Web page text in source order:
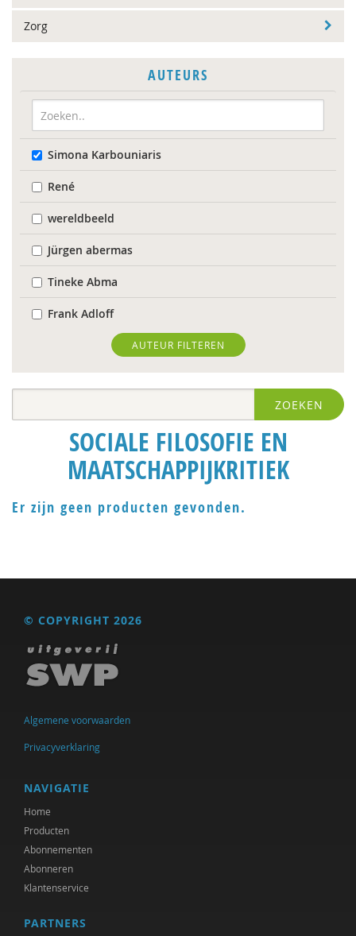
Zorg
AUTEURS
Simona Karbouniaris
René
wereldbeeld
Jürgen abermas
Tineke Abma
Frank Adloff
Jyotsna Agnihotri Gupta
Hans Alma
Koen Arts
Jan Baars
Markus Balkenhol
Remko Berkhout
Tannelie Blom
Laurine Blonk
Karianne den Boer
Antoinette Bolscher
Erik Borgman
Michiel Bos
AUTEUR FILTEREN
ZOEKEN
SOCIALE FILOSOFIE EN
MAATSCHAPPIJKRITIEK
Er zijn geen producten gevonden.
© COPYRIGHT 2026
Algemene voorwaarden
Privacyverklaring
NAVIGATIE
Home
Producten
Abonnementen
Abonneren
Klantenservice
PARTNERS